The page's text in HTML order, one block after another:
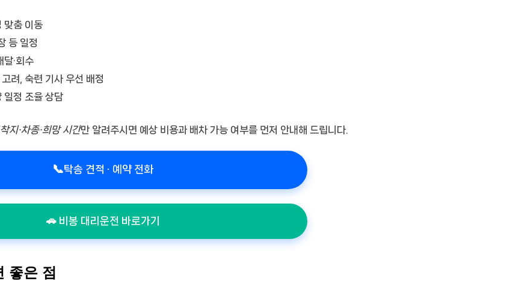
맞춤 이동
등 일정
·회수
려, 숙련 기사 우선 배정
정 조율 상담
지·차종·희망 시간만 알려주시면 예상 비용과 배차 가능 여부를 먼저 안내해 드립니다.
📞탁송 견적 · 예약 전화
🚗 비봉 대리운전 바로가기
좋은 점